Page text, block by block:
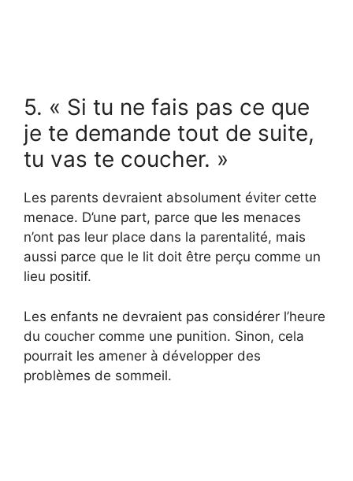
5. « Si tu ne fais pas ce que
je te demande tout de suite,
tu vas te coucher. »
Les parents devraient absolument éviter cette
menace. D’une part, parce que les menaces
n’ont pas leur place dans la parentalité, mais
aussi parce que le lit doit être perçu comme un
lieu positif.
Les enfants ne devraient pas considérer l’heure
du coucher comme une punition. Sinon, cela
pourrait les amener à développer des
problèmes de sommeil.